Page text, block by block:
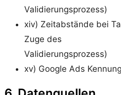
Validierungsprozess)
xiv) Zeitabstände bei
Zuge des
Validierungsprozess)
xv) Google Ads Kennung